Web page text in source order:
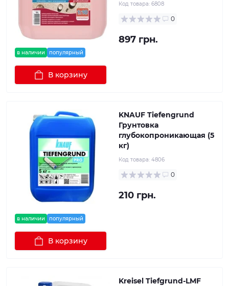
в наличии популярный
Код товара: 6808
0
897 грн.
В корзину
в наличии популярный
KNAUF Tiefengrund
Грунтовка
глубокопроникающая (5
кг)
Код товара: 4806
0
210 грн.
В корзину
Kreisel Tiefgrund-LMF